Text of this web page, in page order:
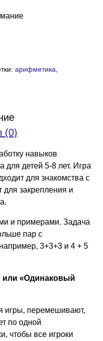
арифметика
(0)
навыков
для детей 5-8 лет. Игра
для знакомства с
для закрепления и
и примерами. Задача
пар с
3+3+3 и 4 + 5
или «Одинаковый
игры, перемешивают,
по одной
чтобы все игроки